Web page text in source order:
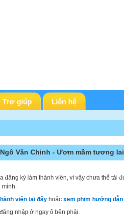
Trợ giúp Liên hệ
Văn Chinh - Ươm mầm tương
đăng ký làm thành viên, vì vậy chưa thể tải
mình.
viên tại đây hoặc xem phim hướng
nhập ở ngay ô bên phải.